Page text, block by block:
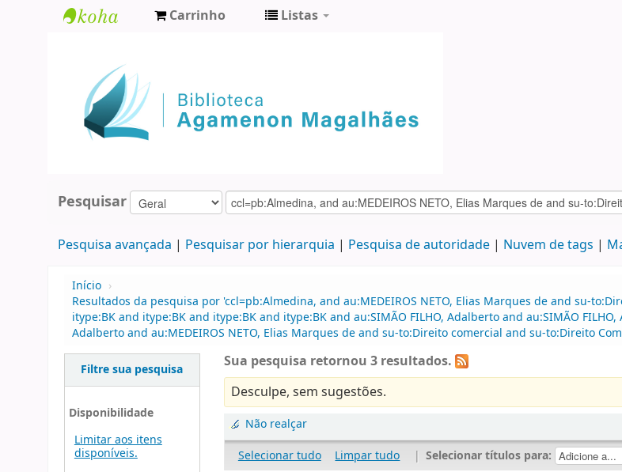
Agamenon
Magalhães
Carrinho Listas
Pesquisar
Pesquisa avançada Pesquisar por hierarquia Pesquisa de autoridade Nuvem de tags
Início ›
Resultados da pesquisa por 'ccl=pb:Almedina, and au:MEDEIROS NETO, Elias Marques de and su-
itype:BK and itype:BK and itype:BK and itype:BK and au:SIMÃO FILHO, Adalberto and au:SIMÃO
Adalberto and au:MEDEIROS NETO, Elias Marques de and su-to:Direito comercial and su-to:Direito
Filtre sua pesquisa
Disponibilidade
Limitar aos itens
disponíveis.
Sua pesquisa retornou 3 resultados.
Desculpe, sem sugestões.
Não realçar
Selecionar tudo
Limpar tudo | Selecionar títulos para: